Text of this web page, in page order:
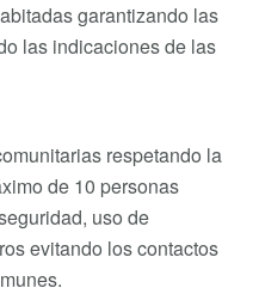
garantizando las
las indicaciones de las
respetando la
de 10 personas
uso de
evitando los contactos